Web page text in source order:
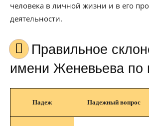
человека в личной жизни и в его
деятельности.
Правильное склонение
имени Женевьева по
Падеж Падежный вопрос